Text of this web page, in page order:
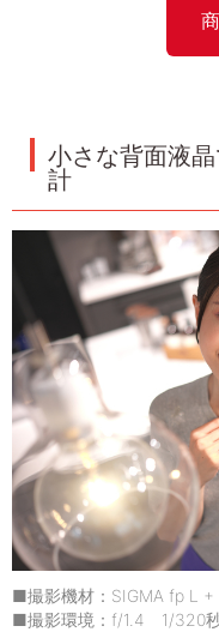
小さな背面液
計
■撮影機材：SIGMA fp L +
■撮影環境：f/1.4 1/320